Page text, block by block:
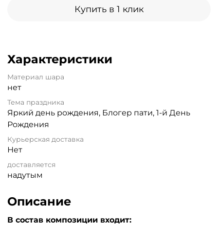
Купить в 1 клик
Характеристики
Материал шара
нет
Тема праздника
Яркий день рождения, Блогер пати, 1-й День
Рождения
Курьерская доставка
Нет
доставляется
надутым
Описание
В состав композиции входит: